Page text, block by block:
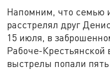
Напомним, что семью
расстрелял друг
15 июля, в
Рабоче-
выстрелы попали